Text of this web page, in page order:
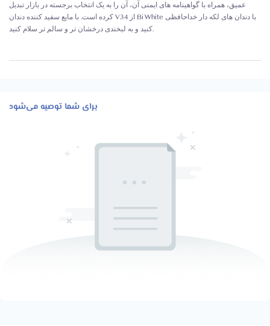
عمیق، همراه با گواهینامه های ایمنی آن، آن را به یک انتخاب برجسته در بازار تبدیل
کرده است. با مایع سفید کننده دندان V34 از Bi White با دندان های لکه دار خداحافظی
کنید و به لبخندی درخشان تر و سالم تر سلام کنید.
برای شما توصیه می‌شود